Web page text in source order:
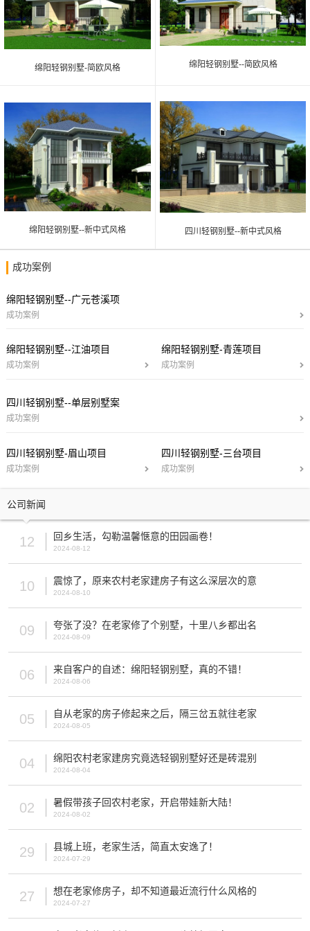
绵阳轻钢别墅-简欧风格 绵阳轻钢别墅--简欧风格
绵阳轻钢别墅--新中式风格 四川轻钢别墅--新中式风格
成功案例
绵阳轻钢别墅--广元苍溪项
成功案例
绵阳轻钢别墅-青莲项目
成功案例
绵阳轻钢别墅--江油项目
成功案例
四川轻钢别墅--单层别墅案
成功案例
四川轻钢别墅-眉山项目
成功案例
四川轻钢别墅-三台项目
成功案例
公司新闻
12 回乡生活，勾勒温馨惬意的田园画卷！
2024-08-12
10 震惊了，原来农村老家建房子有这么深层次的意
2024-08-10
09 夸张了没？在老家修了个别墅，十里八乡都出名
2024-08-09
06 来自客户的自述：绵阳轻钢别墅，真的不错！
2024-08-06
05 自从老家的房子修起来之后，隔三岔五就往老家
2024-08-05
04 绵阳农村老家建房究竟选轻钢别墅好还是砖混别
2024-08-04
02 暑假带孩子回农村老家，开启带娃新大陆！
2024-08-02
29 县城上班，老家生活，简直太安逸了！
2024-07-29
27 想在老家修房子，却不知道最近流行什么风格的
2024-07-27